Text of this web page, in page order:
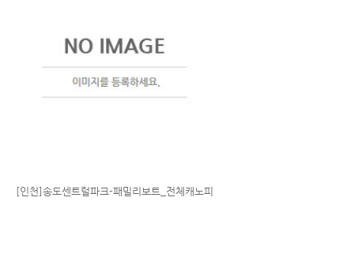
[인천]송도센트럴파크-패밀리보트_전체캐노피